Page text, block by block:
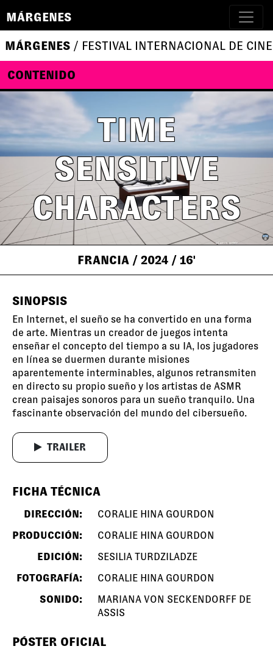
MÁRGENES
MÁRGENES / FESTIVAL INTERNACIONAL DE
CONTENIDO
TIME
SENSITIVE
CHARACTERS
FRANCIA / 2024 / 16'
SINOPSIS
En Internet, el sueño se ha convertido en una forma
de arte. Mientras un creador de juegos intenta
enseñar el concepto del tiempo a su IA, los jugadores
en línea se duermen durante misiones
aparentemente interminables, algunos retransmiten
en directo su propio sueño y los artistas de ASMR
crean paisajes sonoros para un sueño tranquilo. Una
fascinante observación del mundo del cibersueño.
TRAILER
FICHA TÉCNICA
DIRECCIÓN:
CORALIE HINA GOURDON
PRODUCCIÓN:
CORALIE HINA GOURDON
EDICIÓN:
SESILIA TURDZILADZE
FOTOGRAFÍA:
CORALIE HINA GOURDON
SONIDO:
MARIANA VON SECKENDORFF DE
ASSIS
PÓSTER OFICIAL